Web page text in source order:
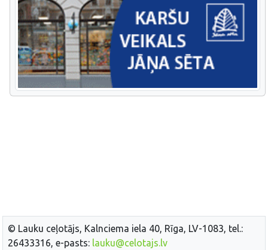
© Lauku ceļotājs, Kalnciema iela 40, Rīga, LV-1083, tel.:
26433316, e-pasts: lauku@celotajs.lv